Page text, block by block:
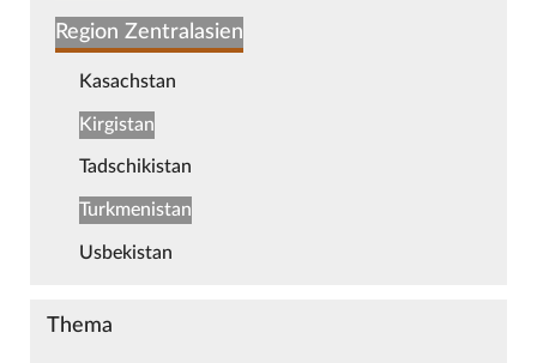
Region Zentralasien
Kasachstan
Kirgistan
Tadschikistan
Turkmenistan
Usbekistan
Thema